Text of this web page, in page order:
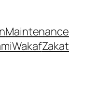
Maintenance
WakafZakat